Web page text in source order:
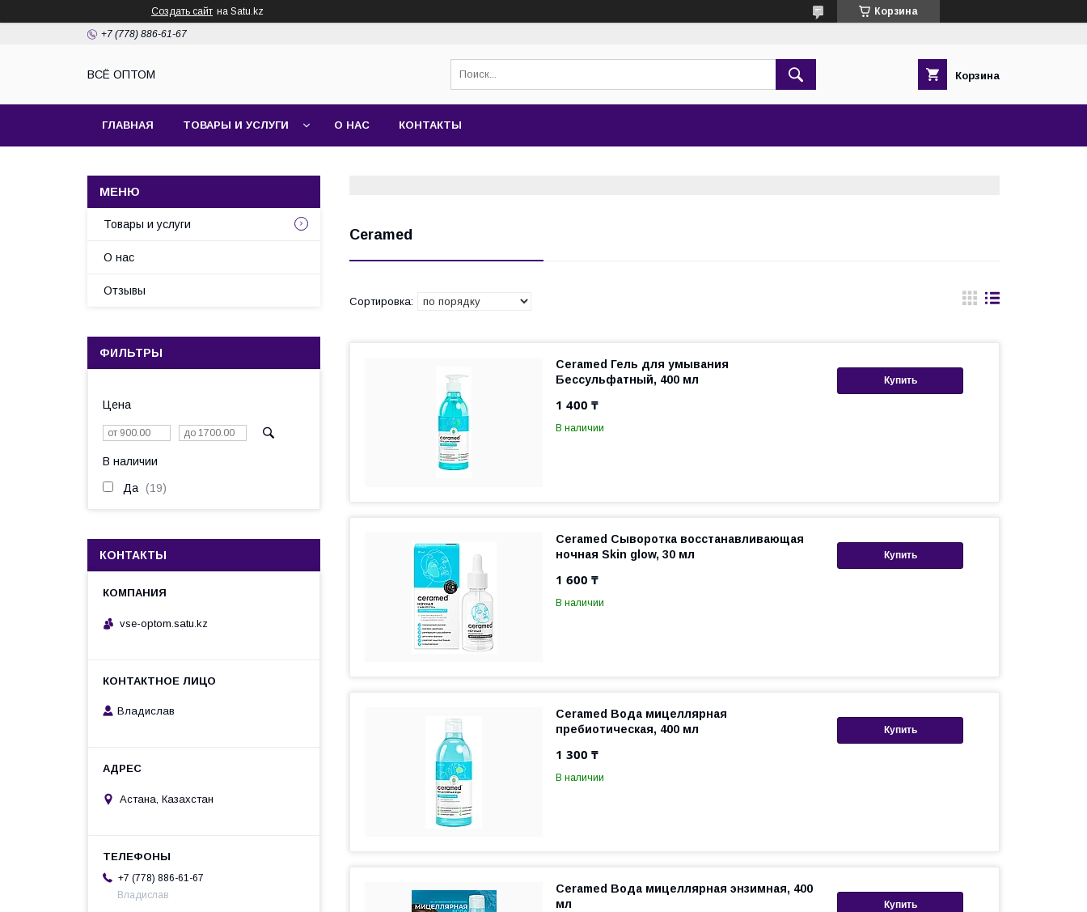
Создать сайт на Satu.kz Корзина
+7 (778) 886-61-67
ВСЁ ОПТОМ Корзина
ГЛАВНАЯ ТОВАРЫ И УСЛУГИ О НАС КОНТАКТЫ
Ceramed
Купить
Ceramed Гель для умывания
Бессульфатный, 400 мл
1 400 ₸
В наличии
Купить
Ceramed Сыворотка восстанавливающая
ночная Skin glow, 30 мл
1 600 ₸
В наличии
Купить
Ceramed Вода мицеллярная
пребиотическая, 400 мл
1 300 ₸
В наличии
Купить
Ceramed Вода мицеллярная энзимная, 400
мл
Товары и услуги
О нас
Отзывы
ФИЛЬТРЫ
Цена
В наличии
Да 19
КОНТАКТЫ
vse-optom.satu.kz
Владислав
Астана, Казахстан
+7 (778) 886-61-67
Владислав